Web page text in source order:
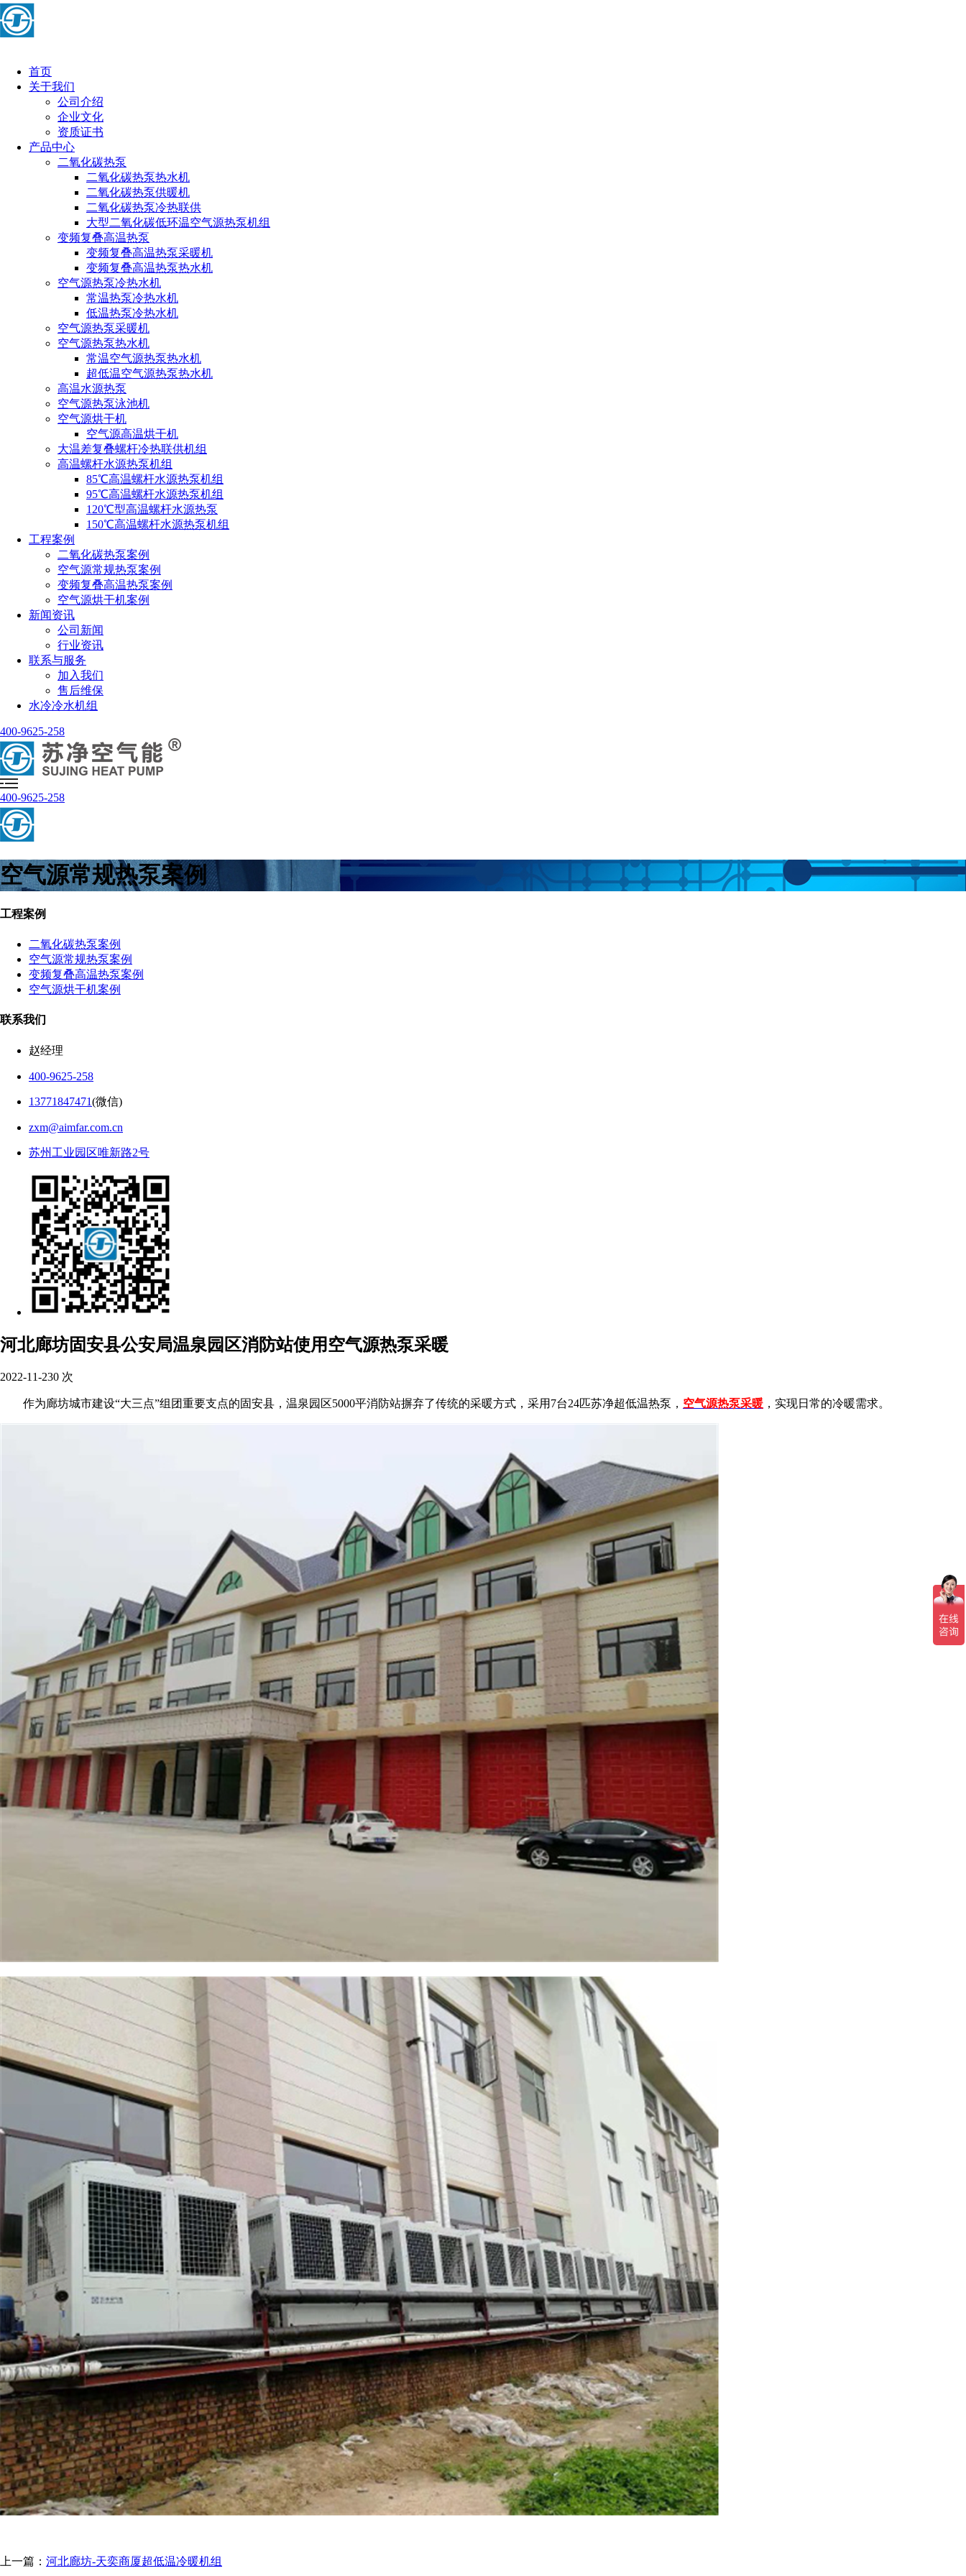
首页
关于我们
公司介绍
企业文化
资质证书
产品中心
二氧化碳热泵
二氧化碳热泵热水机
二氧化碳热泵供暖机
二氧化碳热泵冷热联供
大型二氧化碳低环温空气源热泵机组
变频复叠高温热泵
变频复叠高温热泵采暖机
变频复叠高温热泵热水机
空气源热泵冷热水机
常温热泵冷热水机
低温热泵冷热水机
空气源热泵采暖机
空气源热泵热水机
常温空气源热泵热水机
超低温空气源热泵热水机
高温水源热泵
空气源热泵泳池机
空气源烘干机
空气源高温烘干机
大温差复叠螺杆冷热联供机组
高温螺杆水源热泵机组
85℃高温螺杆水源热泵机组
95℃高温螺杆水源热泵机组
120℃型高温螺杆水源热泵
150℃高温螺杆水源热泵机组
工程案例
二氧化碳热泵案例
空气源常规热泵案例
变频复叠高温热泵案例
空气源烘干机案例
新闻资讯
公司新闻
行业资讯
联系与服务
加入我们
售后维保
水冷冷水机组
400-9625-258
400-9625-258
空气源常规热泵案例
工程案例
二氧化碳热泵案例
空气源常规热泵案例
变频复叠高温热泵案例
空气源烘干机案例
联系我们
赵经理
400-9625-258
13771847471(微信)
zxm@aimfar.com.cn
苏州工业园区唯新路2号
河北廊坊固安县公安局温泉园区消防站使用空气源热泵采暖
2022-11-230 次
作为廊坊城市建设“大三点”组团重要支点的固安县，温泉园区5000平消防站摒弃了传统的采暖方式，采用7台24匹苏净超低温热泵， 空气源热泵采暖 ，实现日常的冷暖需求。
上一篇： 河北廊坊-天奕商厦超低温冷暖机组